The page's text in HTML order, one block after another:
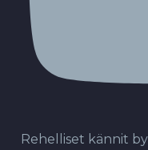
Rehelliset kännit